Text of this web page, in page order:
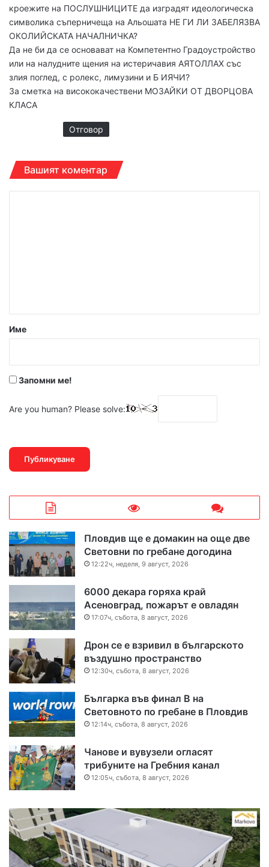
:
кроежите на ПОСЛУШНИЦИТЕ да изградят идеологическа
символика съперничеща на Альошата НЕ ГИ ЛИ ЗАБЕЛЯЗВА
ОКОЛИЙСКАТА НАЧАЛНИЧКА?
Да не би да се основават на Компетентно Градоустройство
или на налудните щения на истеричавия АЯТОЛЛАХ със
злия поглед, с ролекс, лимузини и Б ИЯЧИ?
За сметка на висококачествени МОЗАЙКИ ОТ ДВОРЦОВА
КЛАСА
Отговор
Вашият коментар
р
Име
Запомни ме!
Are you human? Please solve:
Пловдив ще е домакин на още две
Световни по гребане догодина
12:22ч, неделя, 9 август, 2026
6000 декара горяха край
Асеновград, пожарът е овладян
17:07ч, събота, 8 август, 2026
Дрон се е взривил в българското
въздушно пространство
12:30ч, събота, 8 август, 2026
Българка във финал B на
Световното по гребане в Пловдив
12:14ч, събота, 8 август, 2026
Чанове и вувузели огласят
трибуните на Гребния канал
12:05ч, събота, 8 август, 2026